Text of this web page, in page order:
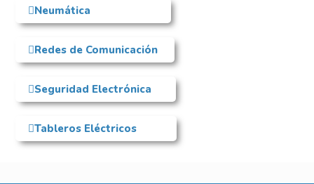
Neumática
Redes de Comunicación
Seguridad Electrónica
Tableros Eléctricos